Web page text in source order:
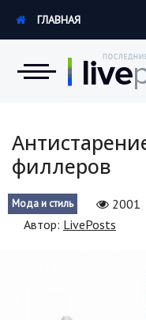
Экономика
Происшествия
ГЛАВНАЯ
филлеров
Мода и стиль 2001
Автор: LivePosts